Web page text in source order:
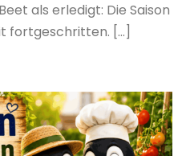
als erledigt: Die Saison
fortgeschritten. […]